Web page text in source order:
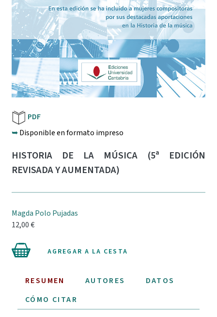
PDF
➥Disponible en formato impreso
HISTORIA DE LA MÚSICA (5ª EDICIÓN
REVISADA Y AUMENTADA)
Magda Polo Pujadas
12,00 €
AGREGAR A LA CESTA
RESUMEN AUTORES
DATOS
CÓMO CITAR